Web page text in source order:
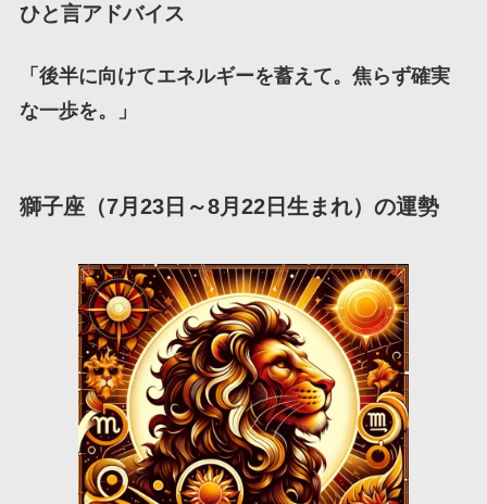
ひと言アドバイス
「後半に向けてエネルギーを蓄えて。焦らず確実
な一歩を。」
獅子座（7月23日～8月22日生まれ）の運勢